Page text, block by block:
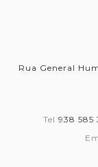
Rua General
Tel 938 585